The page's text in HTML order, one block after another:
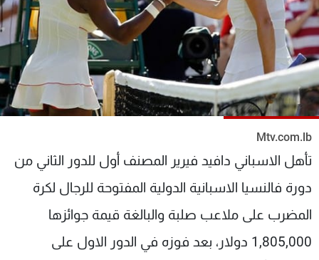
Mtv.com.lb
تأهل الاسباني دافيد فيرير المصنف أول للدور الثاني من
دورة فالنسيا الاسبانية الدولية المفتوحة للرجال لكرة
المضرب على ملاعب صلبة والبالغة قيمة جوائزها
1,805,000 دولار، بعد فوزه في الدور الاول على
كأس العالم
البرامج
جدول البرامج
شاهد البرامج
الترددات
الإنـتـاج
لاعلاناتكم
وظائف
تواصل معنا
شروط الإسـتخدام